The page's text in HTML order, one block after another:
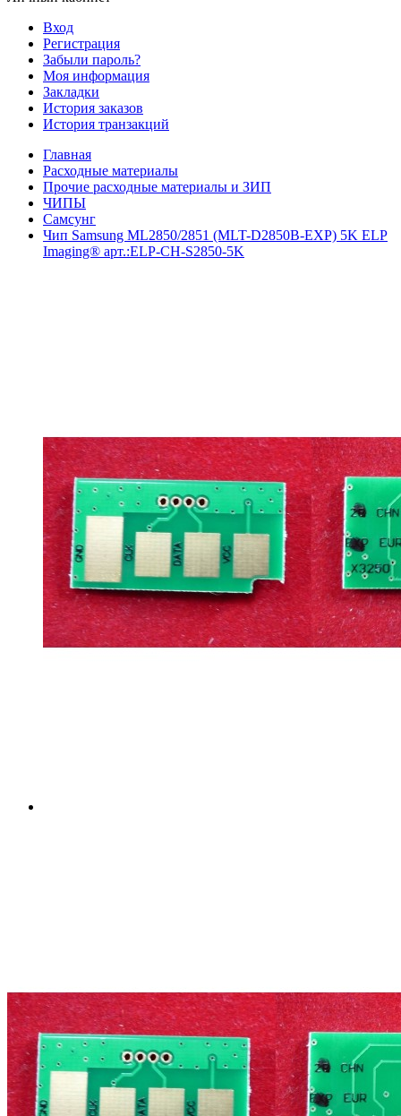
Вход
Регистрация
Забыли пароль?
Моя информация
Закладки
История заказов
История транзакций
Главная
Расходные материалы
Прочие расходные материалы и ЗИП
ЧИПЫ
Самсунг
Чип Samsung ML2850/2851 (MLT-D2850B-EXP) 5K ELP
Imaging® арт.:ELP-CH-S2850-5K